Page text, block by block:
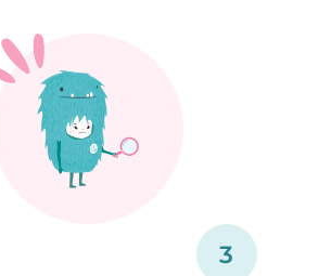
3